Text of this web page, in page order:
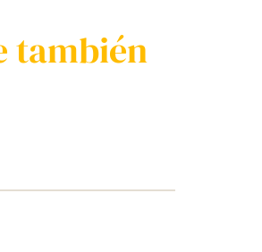
también